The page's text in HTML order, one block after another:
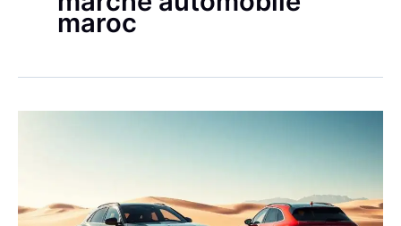
maroc